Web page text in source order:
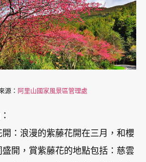
源： 阿里山國家風景區管理處
開：浪漫的紫藤花開在三月，和櫻
盛開，賞紫藤花的地點包括：慈雲